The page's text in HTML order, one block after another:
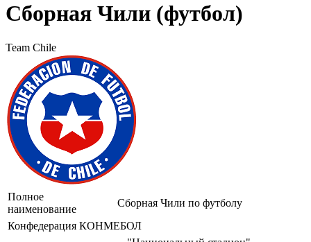
Сборная Чили (футбол)
Team Chile
Полное
наименование
Сборная Чили по футболу
Конфедерация КОНМЕБОЛ